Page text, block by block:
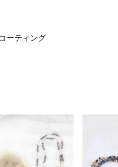
ーティング